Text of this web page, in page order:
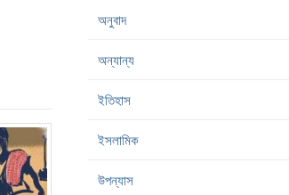
অনুবাদ
অন্যান্য
ইতিহাস
ইসলামিক
উপন্যাস